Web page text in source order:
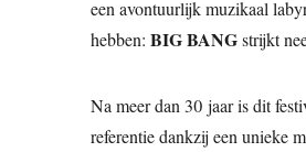
een avontuurlijk muzikaal
hebben: BIG BANGstrijkt
Na meer dan 30 jaar is dit
referentie dankzij een unieke